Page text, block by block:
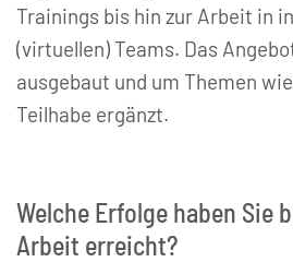
Trainings bis hin zur Arbeit in
(virtuellen) Teams. Das
ausgebaut und um Themen
Teilhabe ergänzt.
Welche Erfolge haben Sie
Arbeit erreicht?